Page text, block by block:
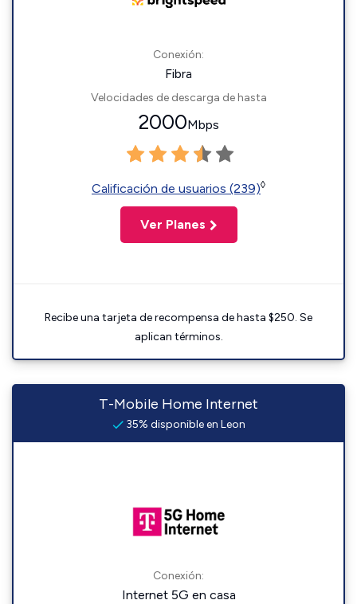
Conexión:
Fibra
Velocidades de descarga de hasta
2000Mbps
Calificación de usuarios (239)◊
Ver Planes
Recibe una tarjeta de recompensa de hasta $250. Se
aplican términos.
T-Mobile Home Internet
35% disponible en Leon
Conexión:
Internet 5G en casa